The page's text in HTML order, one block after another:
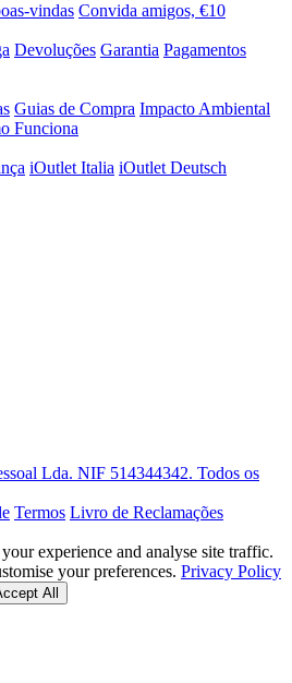
vindas Convida amigos, €10
Devoluções Garantia Pagamentos
Guias de Compra Impacto Ambiental
Funciona
iOutlet Italia iOutlet Deutsch
Lda. NIF 514344342. Todos os
Termos Livro de Reclamações
experience and analyse site traffic.
your preferences. Privacy Policy
All